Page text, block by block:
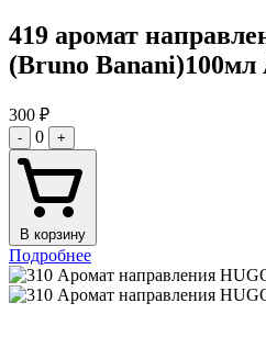
419 аромат
(Bruno
300 ₽
- 0 +
В корзину
Подробнее